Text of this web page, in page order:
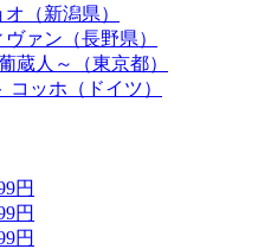
（新潟県）
ァン（長野県）
蔵人～（東京都）
コッホ（ドイツ）
円
円
円